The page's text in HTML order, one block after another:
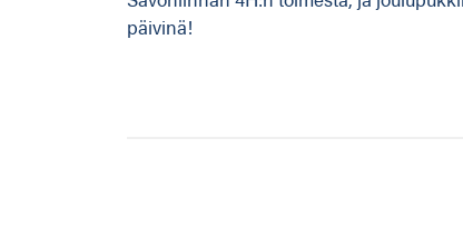
päivinä!